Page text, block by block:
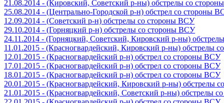
21.08.2014 - (Кировский, Советский р-ны) обстрелы со
25.08.2014 - (Центрально-Городской р-н) обстрел со стороны
12.09.2014 - (Советский р-н) обстрелы со стороны ВСУ
29.10.2014 - (Горняцкий р-н) обстрелы со стороны ВСУ
24.11.2014 - (Горняцкий, Советский, Кировский р-ны)
11.01.2015 - (Красногвардейский, Кировский р-ны) обстрелы
12.01.2015 - (Красногвардейский р-н) обстрел со стороны ВСУ
17.01.2015 - (Красногвардейский р-н) обстрел со стороны ВСУ
18.01.2015 - (Красногвардейский р-н) обстрел со стороны ВСУ
20.01.2015 - (Красногвардейский, Кировский р-ны) обстрелы
21.01.2015 - (Красногвардейский, Советский р-ны) обстрелы